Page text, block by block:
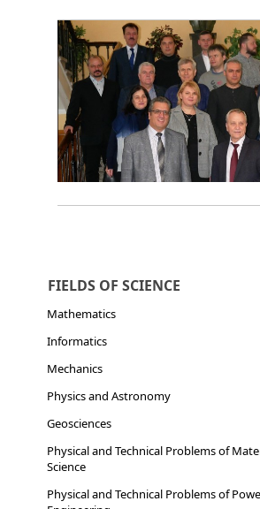
FIELDS OF SCIENCE
Mathematics
Informatics
Mechanics
Physics and Astronomy
Geosciences
Physical and Technical Problems of
Science
Physical and Technical Problems of